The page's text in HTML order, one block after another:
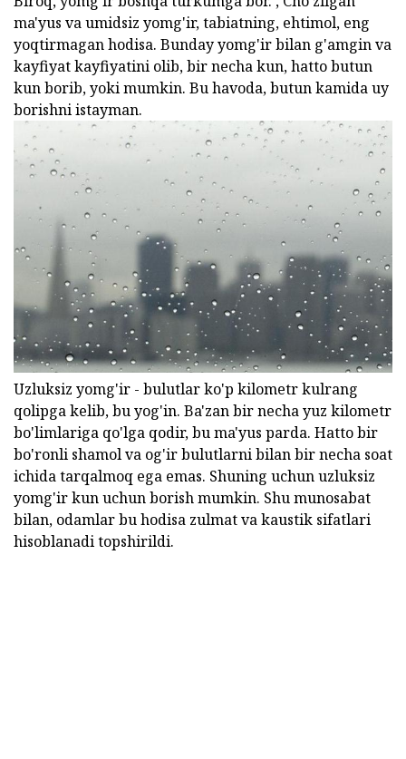
ma'yus va umidsiz yomg'ir, tabiatning, ehtimol, eng
yoqtirmagan hodisa. Bunday yomg'ir bilan g'amgin va
kayfiyat kayfiyatini olib, bir necha kun, hatto butun
kun borib, yoki mumkin. Bu havoda, butun kamida uy
borishni istayman.
Uzluksiz yomg'ir - bulutlar ko'p kilometr kulrang
qolipga kelib, bu yog'in. Ba'zan bir necha yuz kilometr
bo'limlariga qo'lga qodir, bu ma'yus parda. Hatto bir
bo'ronli shamol va og'ir bulutlarni bilan bir necha soat
ichida tarqalmoq ega emas. Shuning uchun uzluksiz
yomg'ir kun uchun borish mumkin. Shu munosabat
bilan, odamlar bu hodisa zulmat va kaustik sifatlari
hisoblanadi topshirildi.